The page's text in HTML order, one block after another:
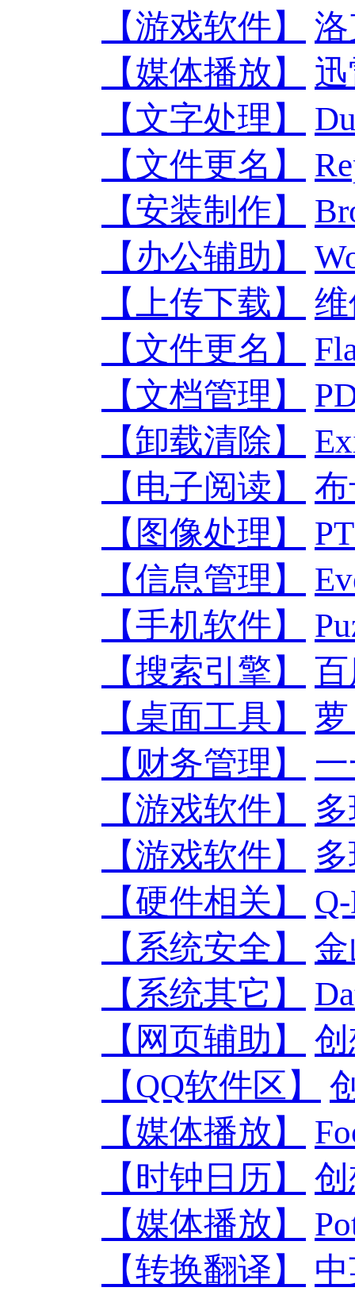
【游戏软件】
【媒体播放】
【文字处理】
【文件更名】
【安装制作】
【办公辅助】
【上传下载】
【文件更名】
【文档管理】
【卸载清除】
【电子阅读】
【图像处理】
【信息管理】
【手机软件】
【搜索引擎】
【桌面工具】
【财务管理】
【游戏软件】
【游戏软件】
【硬件相关】
【系统安全】
【系统其它】
【网页辅助】
【QQ软件区】
【媒体播放】
【时钟日历】
【媒体播放】
【转换翻译】